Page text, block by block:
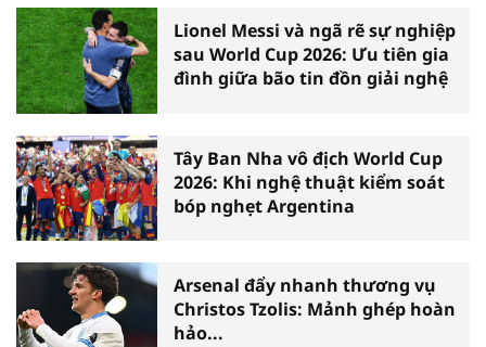
Lionel Messi và ngã rẽ sự nghiệp
sau World Cup 2026: Ưu tiên gia
đình giữa bão tin đồn giải nghệ
Tây Ban Nha vô địch World Cup
2026: Khi nghệ thuật kiểm soát
bóp nghẹt Argentina
Arsenal đẩy nhanh thương vụ
Christos Tzolis: Mảnh ghép hoàn
hảo...